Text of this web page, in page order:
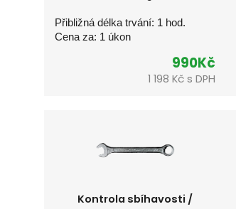
Přibližná délka trvání: 1 hod.
Cena za: 1 úkon
990Kč
1 198 Kč s DPH
Kontrola sbíhavosti /